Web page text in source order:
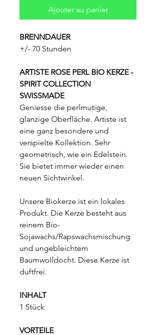
Ajouter au panier
BRENNDAUER
+/- 70 Stunden
ARTISTE ROSE PERL BIO KERZE -
SPIRIT COLLECTION
SWISSMADE
Geniesse die perlmutige,
glanzige Oberfläche. Artiste ist
eine ganz besondere und
verspielte Kollektion. Sehr
geometrisch, wie ein Edelstein.
Sie bietet immer wieder einen
neuen Sichtwinkel.
Unsere Biokerze ist ein lokales
Produkt. Die Kerze besteht aus
reinem Bio-
Sojawachs/Rapswachsmischung
und ungebleichtem
Baumwolldocht. Diese Kerze ist
duftfrei.
INHALT
1 Stück
VORTEILE